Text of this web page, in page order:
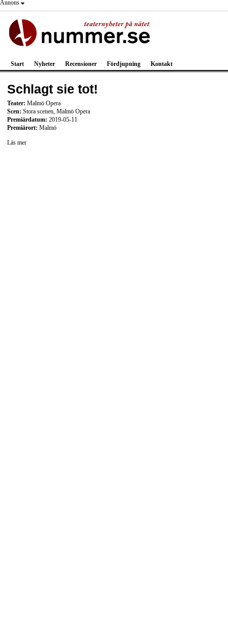
Annons
Start Nyheter Recensioner Fördjupning Kontakt
Schlagt sie tot!
Teater: Malmö Opera
Scen: Stora scenen, Malmö Opera
Premiärdatum: 2019-05-11
Premiärort: Malmö
Läs mer